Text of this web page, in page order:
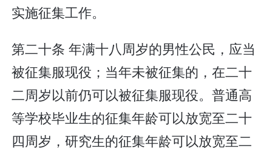
实施征集工作。
第二十条 年满十八周岁的男性公民，应当
被征集服现役；当年未被征集的，在二十
二周岁以前仍可以被征集服现役。普通高
等学校毕业生的征集年龄可以放宽至二十
四周岁，研究生的征集年龄可以放宽至二